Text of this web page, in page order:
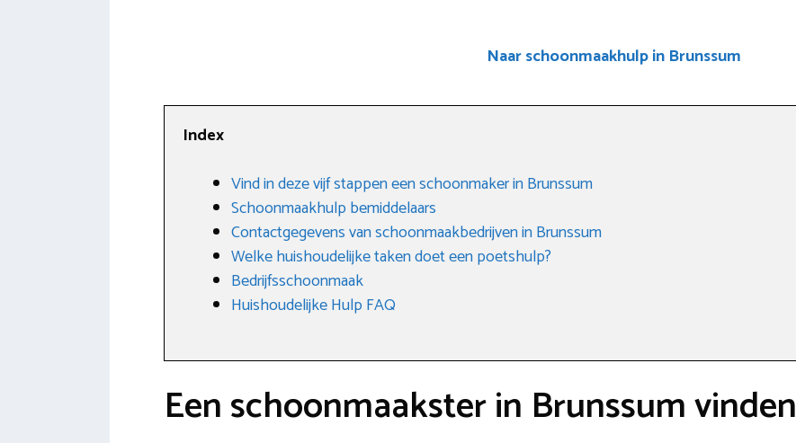
Naar schoonmaakhulp in Brunssum
Index
Vind in deze vijf stappen een schoonmaker in Brunssum
Schoonmaakhulp bemiddelaars
Contactgegevens van schoonmaakbedrijven in Brunssum
Welke huishoudelijke taken doet een poetshulp?
Bedrijfsschoonmaak
Huishoudelijke Hulp FAQ
Een schoonmaakster in Brunssum vinden